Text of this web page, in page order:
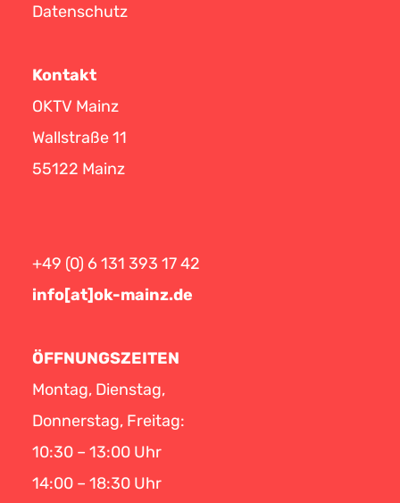
Datenschutz
Kontakt
OKTV Mainz
Wallstraße 11
55122 Mainz
+49 (0) 6 131 393 17 42
info[at]ok-mainz.de
ÖFFNUNGSZEITEN
Montag, Dienstag,
Donnerstag, Freitag:
10:30 – 13:00 Uhr
14:00 – 18:30 Uhr